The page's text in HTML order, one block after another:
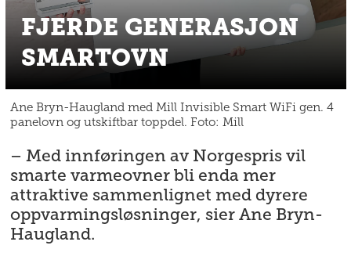
FJERDE GENERASJON
SMARTOVN
Ane Bryn-Haugland med Mill Invisible Smart WiFi gen. 4
panelovn og utskiftbar toppdel. Foto: Mill
– Med innføringen av Norgespris vil
smarte varmeovner bli enda mer
attraktive sammenlignet med dyrere
oppvarmingsløsninger, sier Ane Bryn-
Haugland.